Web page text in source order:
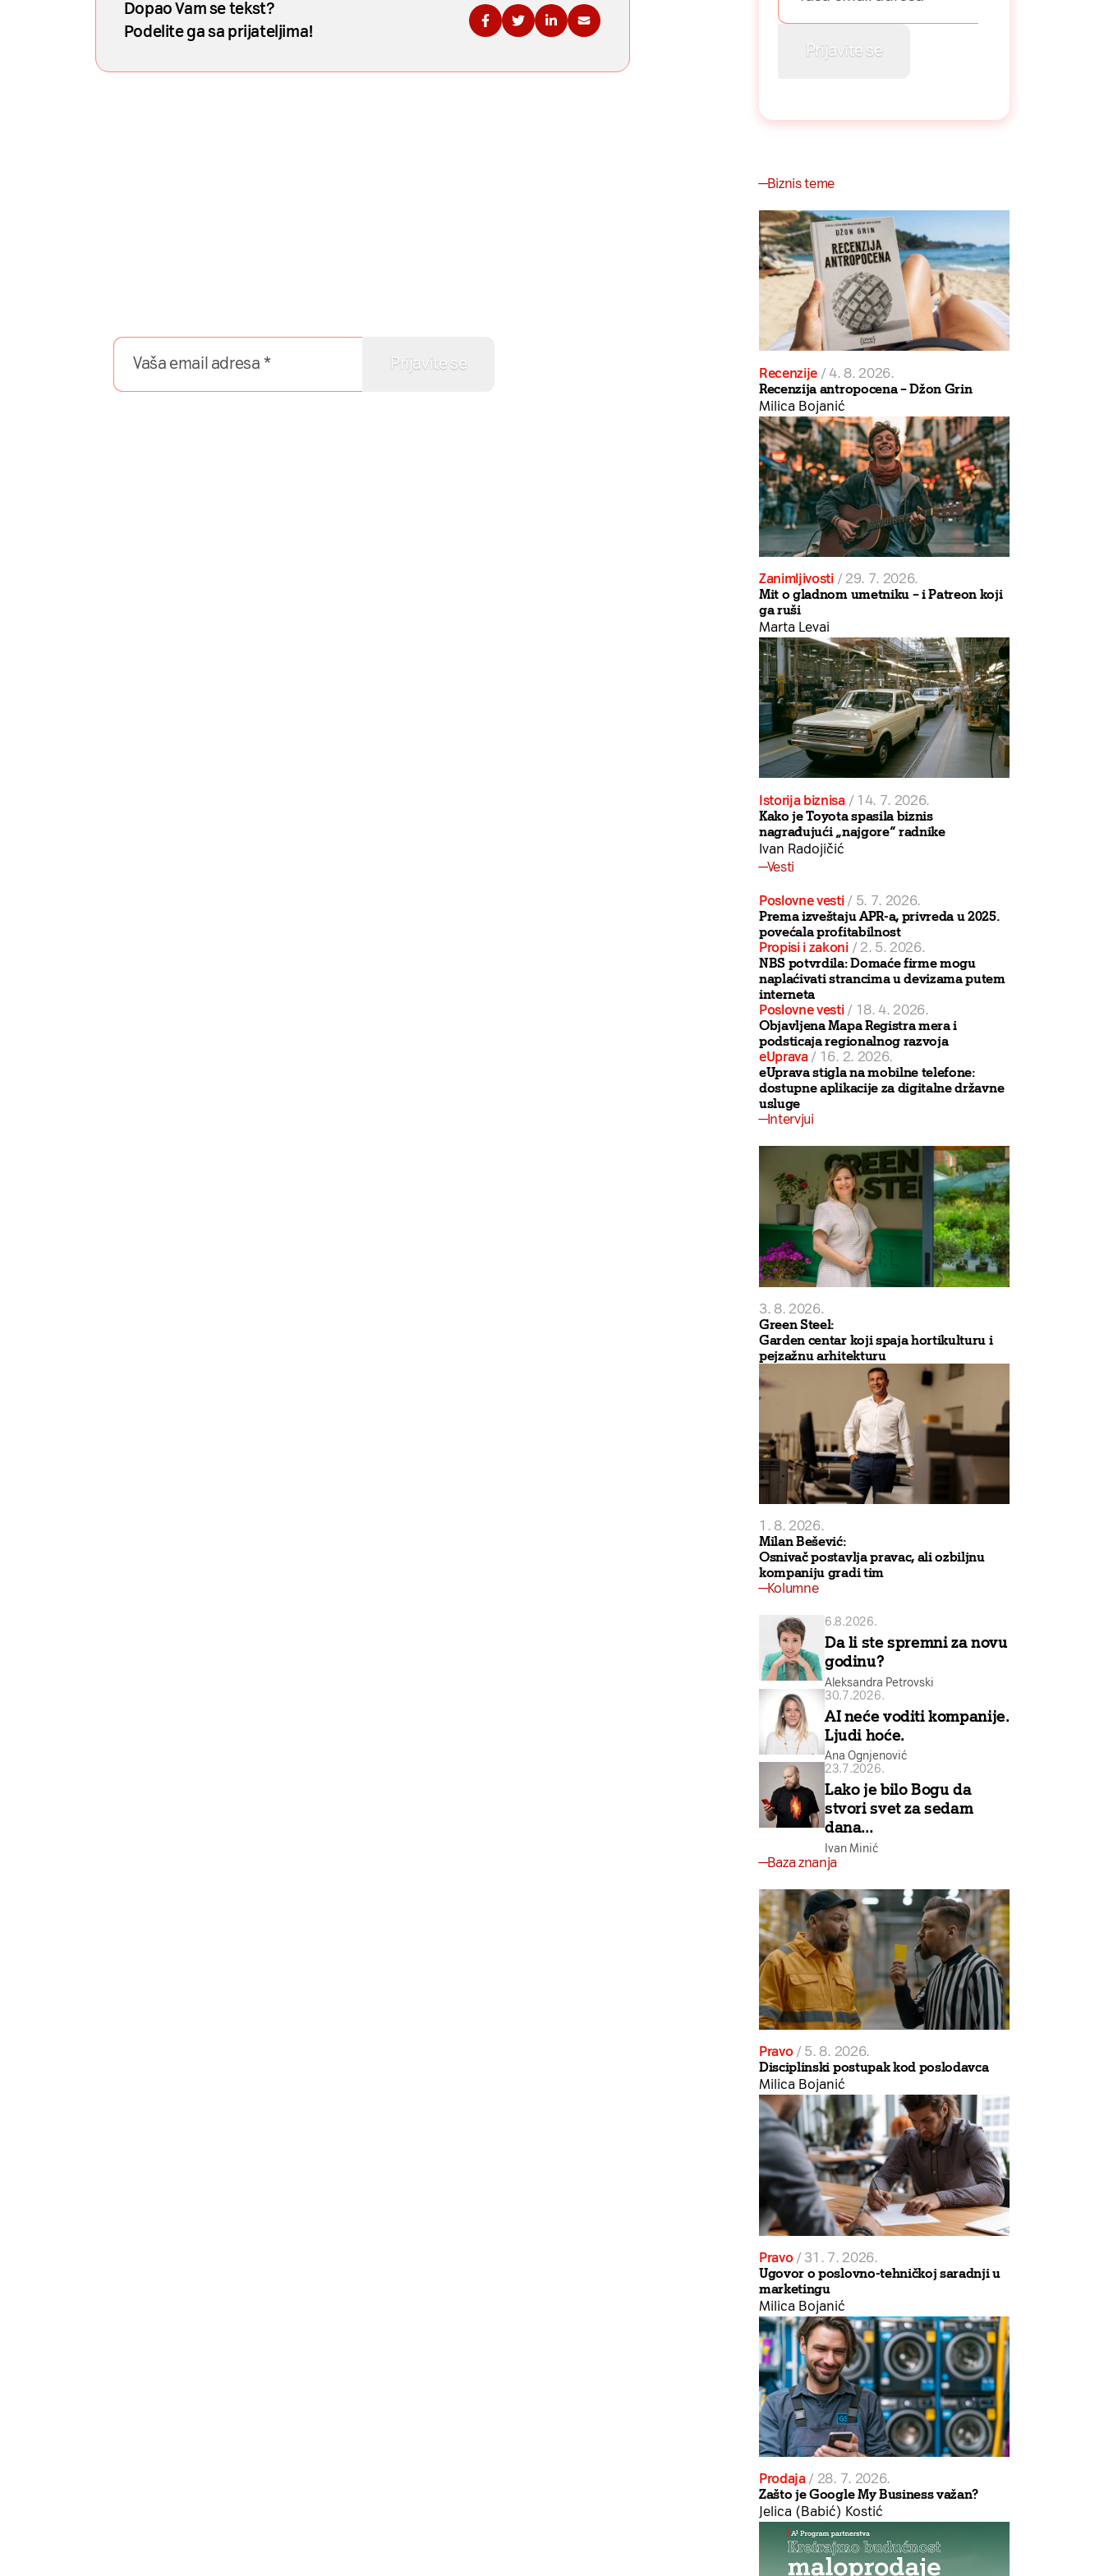
Dopao Vam se tekst?
Podelite ga sa prijateljima!
Podelite na Fejsbuku
Podelite na Tviteru
Podelite na Linkdinu
Podelite na imejl
Biznis teme
Recenzije / 4. 8. 2026.
Recenzija antropocena – Džon Grin
Milica Bojanić
Zanimljivosti / 29. 7. 2026.
Mit o gladnom umetniku – i Patreon koji
ga ruši
Marta Levai
Istorija biznisa / 14. 7. 2026.
Kako je Toyota spasila biznis
nagrađujući „najgore“ radnike
Ivan Radojičić
Vesti
Poslovne vesti / 5. 7. 2026.
Prema izveštaju APR-a, privreda u 2025.
povećala profitabilnost
Propisi i zakoni / 2. 5. 2026.
NBS potvrdila: Domaće firme mogu
naplaćivati strancima u devizama putem
interneta
Poslovne vesti / 18. 4. 2026.
Objavljena Mapa Registra mera i
podsticaja regionalnog razvoja
eUprava / 16. 2. 2026.
eUprava stigla na mobilne telefone:
dostupne aplikacije za digitalne državne
usluge
Intervjui
3. 8. 2026.
Green Steel:
Garden centar koji spaja hortikulturu i
pejzažnu arhitekturu
1. 8. 2026.
Milan Bešević:
Osnivač postavlja pravac, ali ozbiljnu
kompaniju gradi tim
Kolumne
6.8.2026.
Da li ste spremni za novu
godinu?
Aleksandra Petrovski
30.7.2026.
AI neće voditi kompanije.
Ljudi hoće.
Ana Ognjenović
23.7.2026.
Lako je bilo Bogu da
stvori svet za sedam
dana…
Ivan Minić
Baza znanja
Pravo / 5. 8. 2026.
Disciplinski postupak kod poslodavca
Milica Bojanić
Pravo / 31. 7. 2026.
Ugovor o poslovno-tehničkoj saradnji u
marketingu
Milica Bojanić
Prodaja / 28. 7. 2026.
Zašto je Google My Business važan?
Jelica (Babić) Kostić